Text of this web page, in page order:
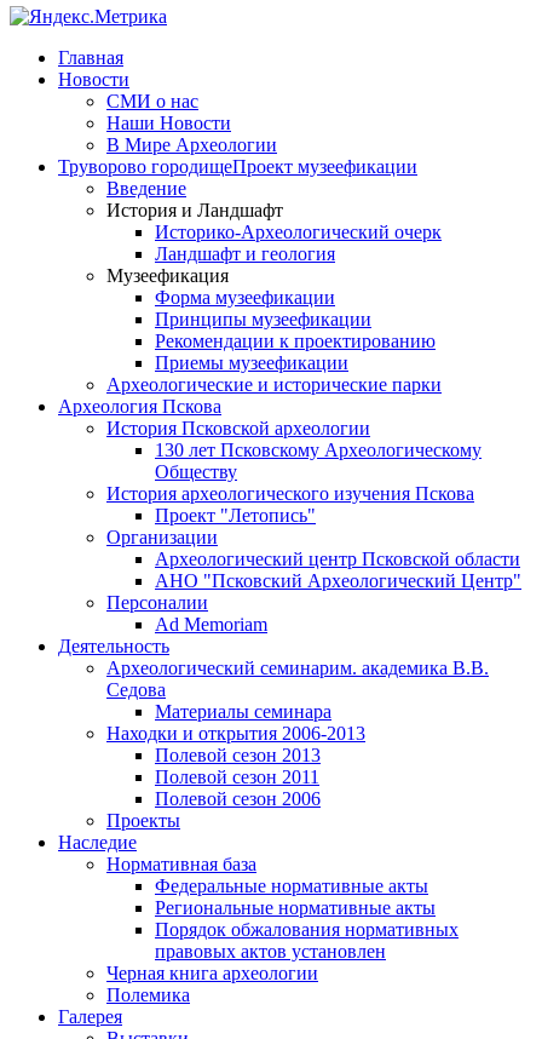
Главная
Новости
СМИ о нас
Наши Новости
В Мире Археологии
Труворово городищеПроект музеефикации
Введение
История и Ландшафт
Историко-Археологический очерк
Ландшафт и геология
Музеефикация
Форма музеефикации
Принципы музеефикации
Рекомендации к проектированию
Приемы музеефикации
Археологические и исторические парки
Археология Пскова
История Псковской археологии
130 лет Псковскому Археологическому
Обществу
История археологического изучения Пскова
Проект "Летопись"
Организации
Археологический центр Псковской области
АНО "Псковский Археологический Центр"
Персоналии
Ad Memoriam
Деятельность
Археологический семинарим. академика В.В.
Седова
Материалы семинара
Находки и открытия 2006-2013
Полевой сезон 2013
Полевой сезон 2011
Полевой сезон 2006
Проекты
Наследие
Нормативная база
Федеральные нормативные акты
Региональные нормативные акты
Порядок обжалования нормативных
правовых актов установлен
Черная книга археологии
Полемика
Галерея